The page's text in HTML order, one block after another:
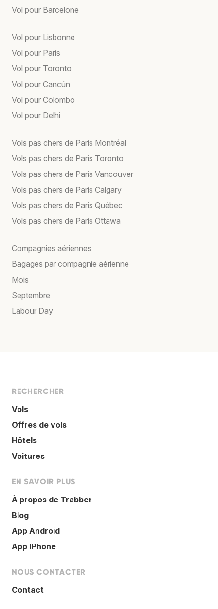
Vol pour Barcelone
Vol pour Lisbonne
Vol pour Paris
Vol pour Toronto
Vol pour Cancún
Vol pour Colombo
Vol pour Delhi
Vols pas chers de Paris Montréal
Vols pas chers de Paris Toronto
Vols pas chers de Paris Vancouver
Vols pas chers de Paris Calgary
Vols pas chers de Paris Québec
Vols pas chers de Paris Ottawa
Compagnies aériennes
Bagages par compagnie aérienne
Mois
Septembre
Labour Day
RECHERCHER
Vols
Offres de vols
Hôtels
Voitures
EN SAVOIR PLUS
À propos de Trabber
Blog
App Android
App IPhone
NOUS CONTACTER
Contact